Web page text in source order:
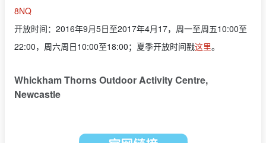
8NQ
开放时间：2016年9月5日至2017年4月17，周一至周五10:00至
22:00，周六周日10:00至18:00；夏季开放时间戳这里。
Whickham Thorns Outdoor Activity Centre,
Newcastle